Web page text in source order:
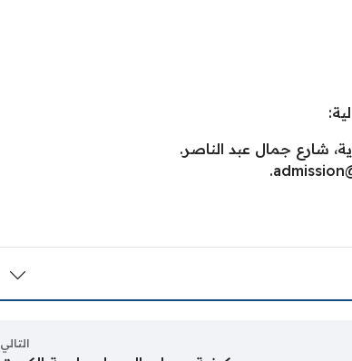
شارع جمال عبد الناصر.
.
التالي